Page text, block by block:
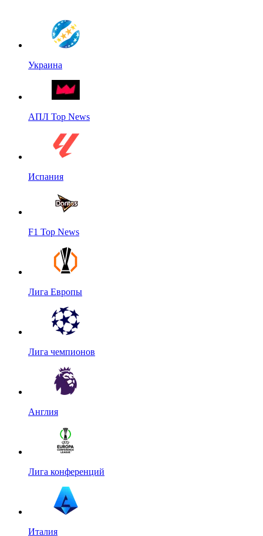
Украина
АПЛ Top News
Испания
F1 Top News
Лига Европы
Лига чемпионов
Англия
Лига конференций
Италия